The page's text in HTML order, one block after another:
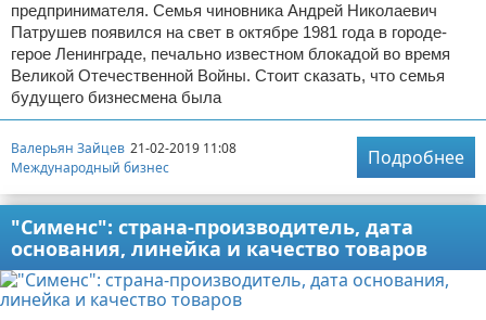
предпринимателя. Семья чиновника Андрей Николаевич
Патрушев появился на свет в октябре 1981 года в городе-
герое Ленинграде, печально известном блокадой во время
Великой Отечественной Войны. Стоит сказать, что семья
будущего бизнесмена была
Валерьян Зайцев 21-02-2019 11:08
Международный бизнес
Подробнее
"Сименс": страна-производитель, дата
основания, линейка и качество товаров